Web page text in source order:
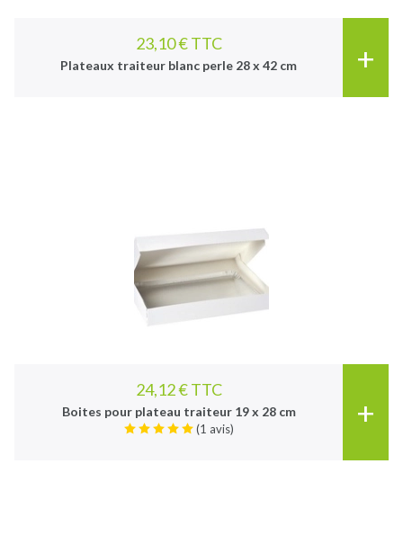
23,10 € TTC
Plateaux traiteur blanc perle 28 x 42 cm +
24,12 € TTC
Boites pour plateau traiteur 19 x 28 cm
(1 avis) +